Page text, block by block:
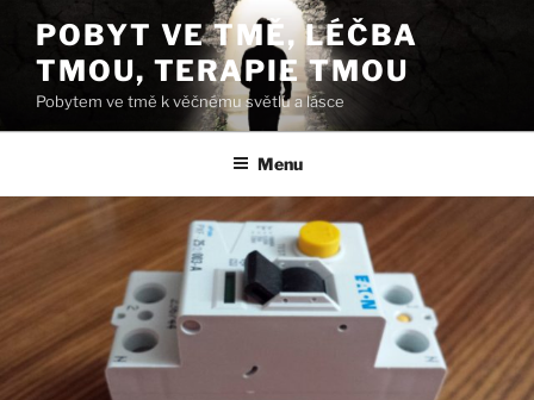
obsahu
webu
POBYT VE TMĚ, LÉČBA
TMOU, TERAPIE TMOU
Pobytem ve tmě k věčnému světlu a lásce
Menu